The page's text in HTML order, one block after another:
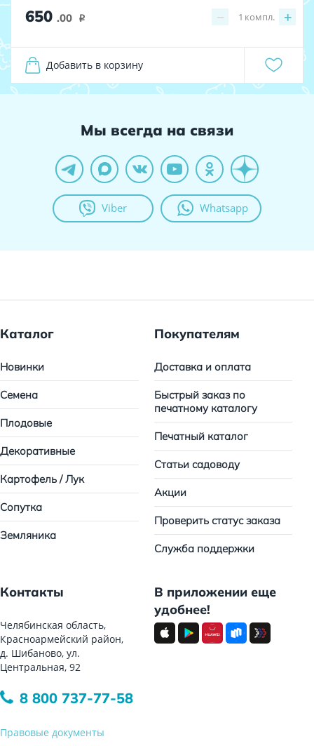
650 .00 i − +
1 компл.
Добавить в корзину
Мы всегда на связи
Viber Whatsapp
Каталог
Новинки
Семена
Плодовые
Декоративные
Картофель / Лук
Сопутка
Земляника
Покупателям
Доставка и оплата
Быстрый заказ по
печатному каталогу
Печатный каталог
Статьи садоводу
Акции
Проверить статус заказа
Служба поддержки
Контакты
Челябинская область,
Красноармейский район,
д. Шибаново, ул.
Центральная, 92
8 800 737-77-58
Правовые документы
В приложении еще
удобнее!